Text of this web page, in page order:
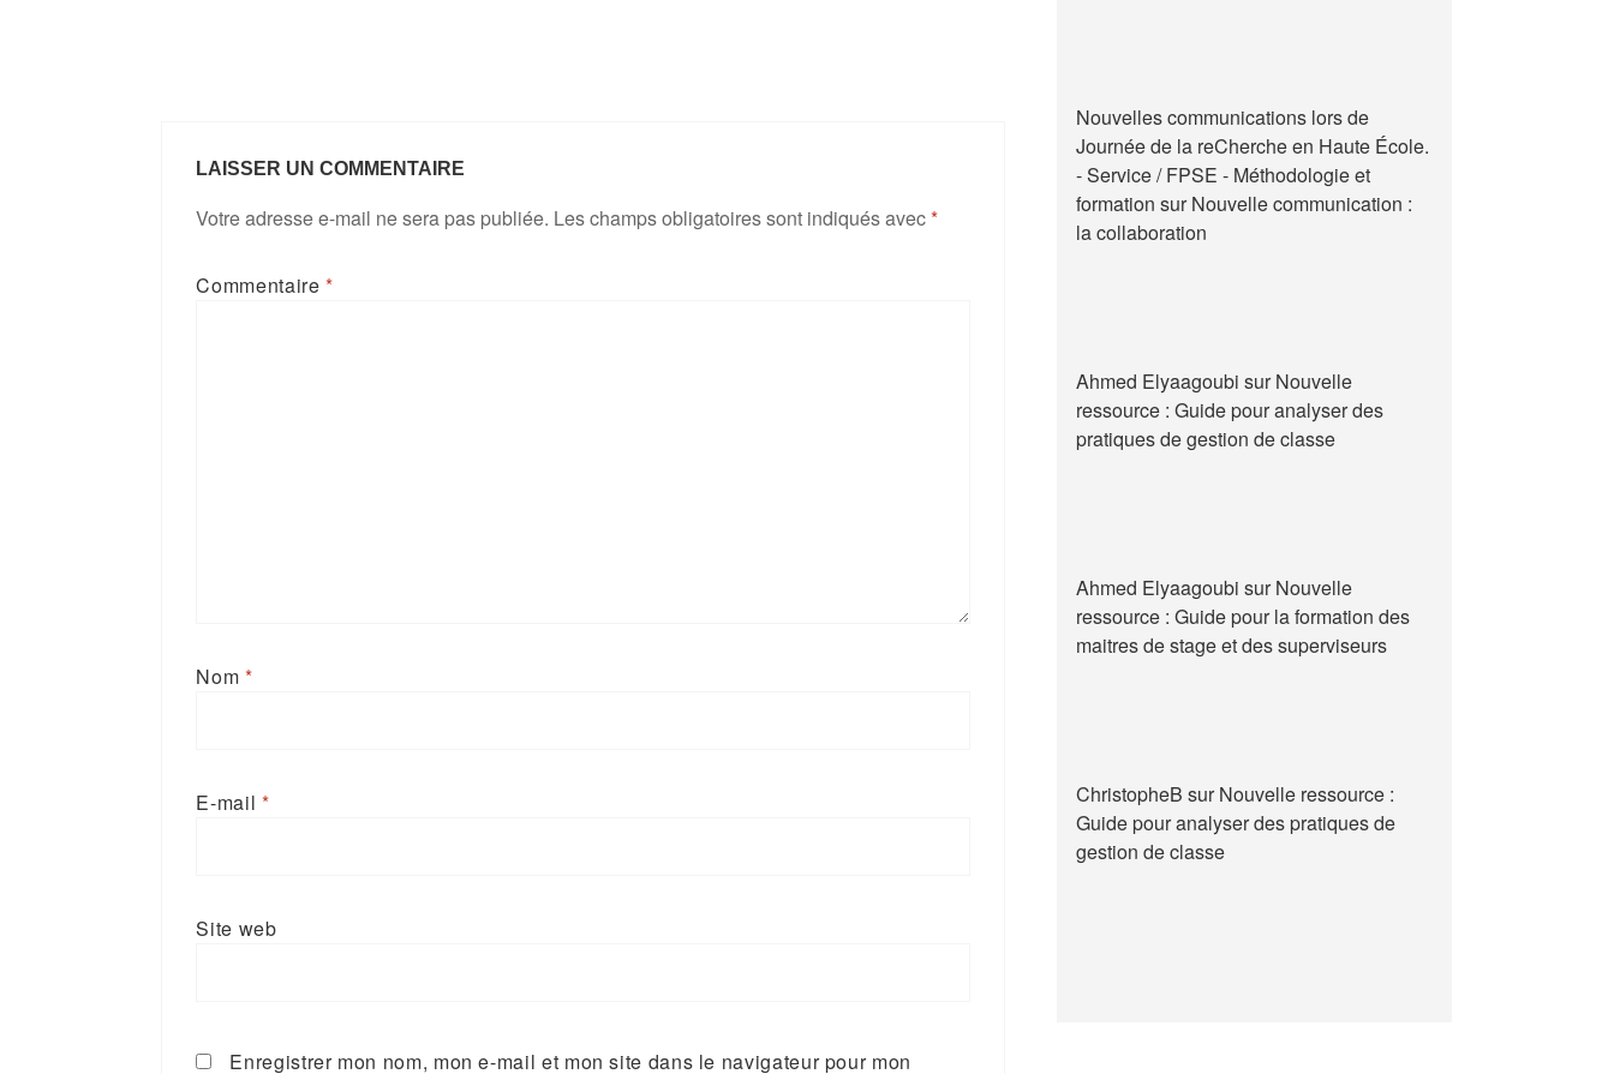
LAISSER UN COMMENTAIRE
Votre adresse e-mail ne sera pas publiée. Les champs obligatoires sont indiqués avec*
Commentaire*
Nom*
E-mail *
Site web
Enregistrer mon nom, mon e-mail et mon site dans le navigateur pour mon
Nouvelles communications lors de
Journée de la reCherche en Haute École.
- Service / FPSE - Méthodologie et
formation surNouvelle communication :
la collaboration
Ahmed Elyaagoubi surNouvelle
ressource : Guide pour analyser des
pratiques de gestion de classe
Ahmed Elyaagoubi surNouvelle
ressource : Guide pour la formation des
maitres de stage et des superviseurs
ChristopheB surNouvelle ressource :
Guide pour analyser des pratiques de
gestion de classe